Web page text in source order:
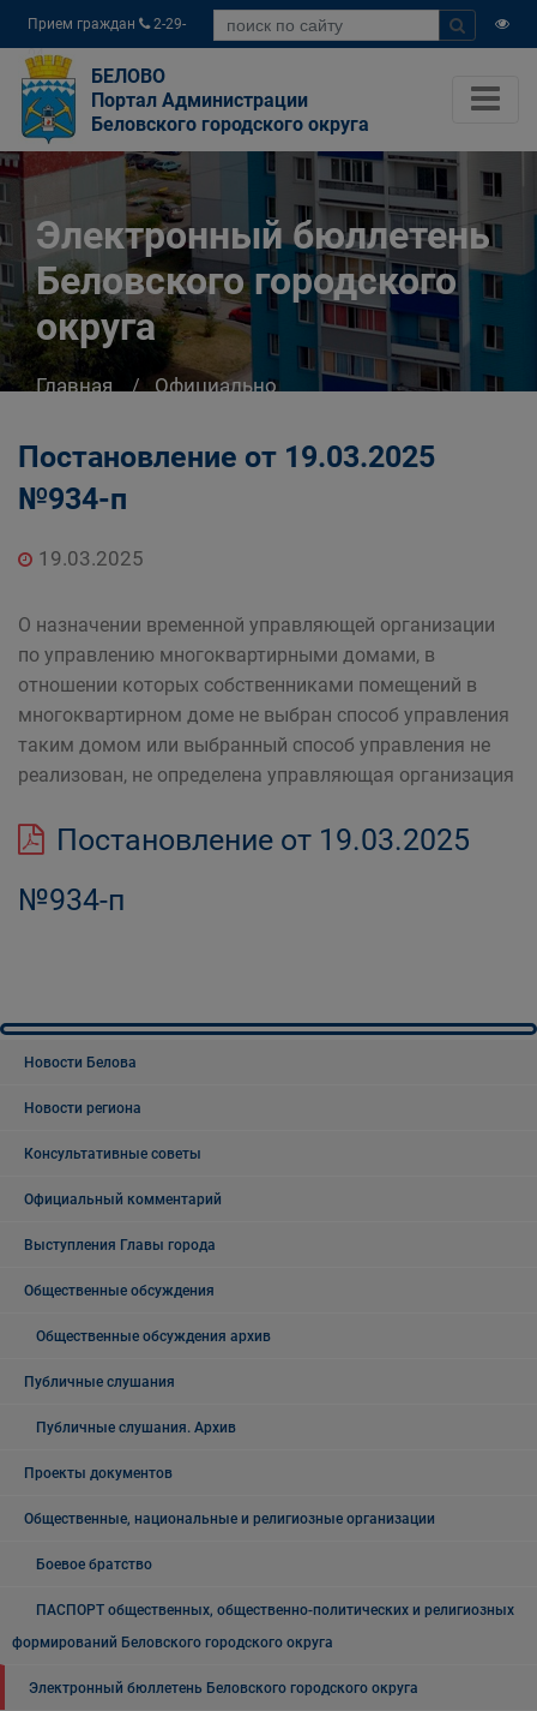
Прием граждан
2-29-
04
БЕЛОВО
Портал Администрации
Беловского городского округа
Электронный бюллетень
Беловского городского
округа
Главная
Официально
Постановление от 19.03.2025
№934-п
19.03.2025
О назначении временной управляющей организации
по управлению многоквартирными домами, в
отношении которых собственниками помещений в
многоквартирном доме не выбран способ управления
таким домом или выбранный способ управления не
реализован, не определена управляющая организация
Постановление от 19.03.2025
№934-п
Новости Белова
Новости региона
Консультативные советы
Официальный комментарий
Выступления Главы города
Общественные обсуждения
Общественные обсуждения архив
Публичные слушания
Публичные слушания. Архив
Проекты документов
Общественные, национальные и религиозные организации
Боевое братство
ПАСПОРТ общественных, общественно-политических и религиозных
формирований Беловского городского округа
Электронный бюллетень Беловского городского округа